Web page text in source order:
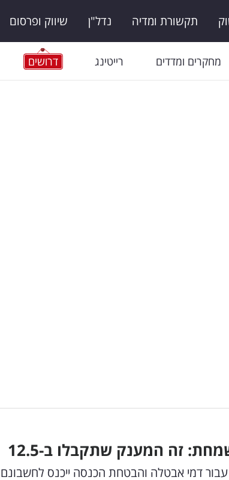
תקשורת ומדיה נדל"ן שיווק ופרסום
מחקרים ומדדים רייטינג דרושים
זה המענק שתקבלו ב-12.5